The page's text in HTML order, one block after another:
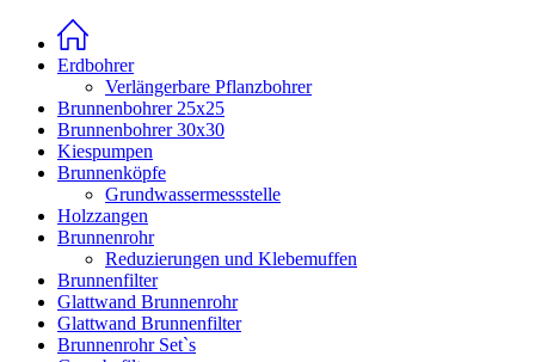
Erdbohrer
Verlängerbare Pflanzbohrer
Brunnenbohrer 25x25
Brunnenbohrer 30x30
Kiespumpen
Brunnenköpfe
Grundwassermessstelle
Holzzangen
Brunnenrohr
Reduzierungen und Klebemuffen
Brunnenfilter
Glattwand Brunnenrohr
Glattwand Brunnenfilter
Brunnenrohr Set`s